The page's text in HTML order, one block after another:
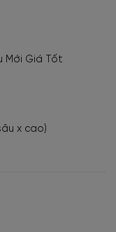
Mới Giá Tốt
x cao)